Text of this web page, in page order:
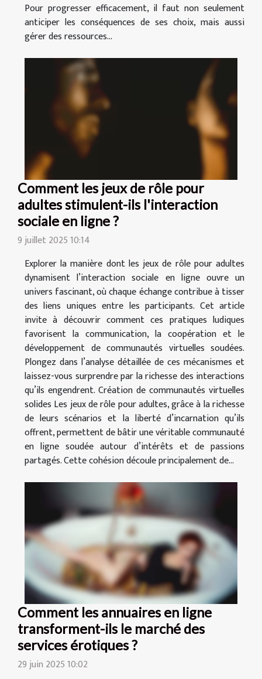
Pour progresser efficacement, il faut non seulement
anticiper les conséquences de ses choix, mais aussi
gérer des ressources...
Comment les jeux de rôle pour
adultes stimulent-ils l'interaction
sociale en ligne ?
9 juillet 2025 10:14
Explorer la manière dont les jeux de rôle pour adultes
dynamisent l’interaction sociale en ligne ouvre un
univers fascinant, où chaque échange contribue à tisser
des liens uniques entre les participants. Cet article
invite à découvrir comment ces pratiques ludiques
favorisent la communication, la coopération et le
développement de communautés virtuelles soudées.
Plongez dans l’analyse détaillée de ces mécanismes et
laissez-vous surprendre par la richesse des interactions
qu’ils engendrent. Création de communautés virtuelles
solides Les jeux de rôle pour adultes, grâce à la richesse
de leurs scénarios et la liberté d’incarnation qu’ils
offrent, permettent de bâtir une véritable communauté
en ligne soudée autour d’intérêts et de passions
partagés. Cette cohésion découle principalement de...
Comment les annuaires en ligne
transforment-ils le marché des
services érotiques ?
29 juin 2025 10:02